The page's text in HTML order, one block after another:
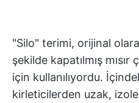
"Silo" terimi, orijinal
şekilde kapatılmış
için kullanılıyordu.
kirleticilerden uzak, izole